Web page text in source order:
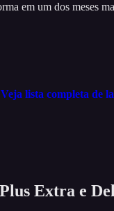
em um dos meses
lista completa de
Extra e